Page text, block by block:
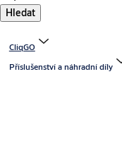
Hledat
CliqGO
Příslušenství a náhradní díly